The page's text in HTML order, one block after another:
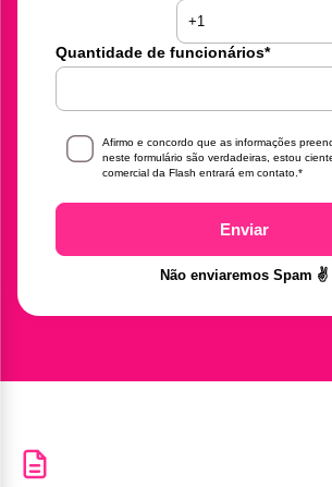
Quantidade de funcionários*
Afirmo e concordo que as informações
neste formulário são verdadeiras, estou
comercial da Flash entrará em contato. *
Enviar
Não enviaremos Spam ✌️